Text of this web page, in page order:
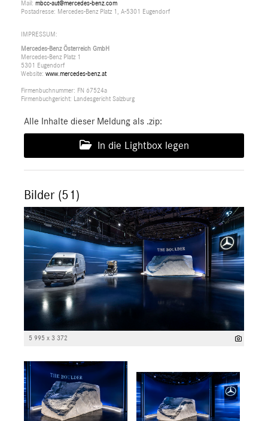
Mail: mbcc-aut@mercedes-benz.com
Postadresse: Mercedes-Benz Platz 1, A-5301 Eugendorf
IMPRESSUM:
Mercedes-Benz Österreich GmbH
Mercedes-Benz Platz 1
5301 Eugendorf
Website: www.mercedes-benz.at
Firmenbuchnummer: FN 67524a
Firmenbuchgericht: Landesgericht Salzburg
Alle Inhalte dieser Meldung als .zip:
In die Lightbox legen
Bilder (51)
5 995 x 3 372